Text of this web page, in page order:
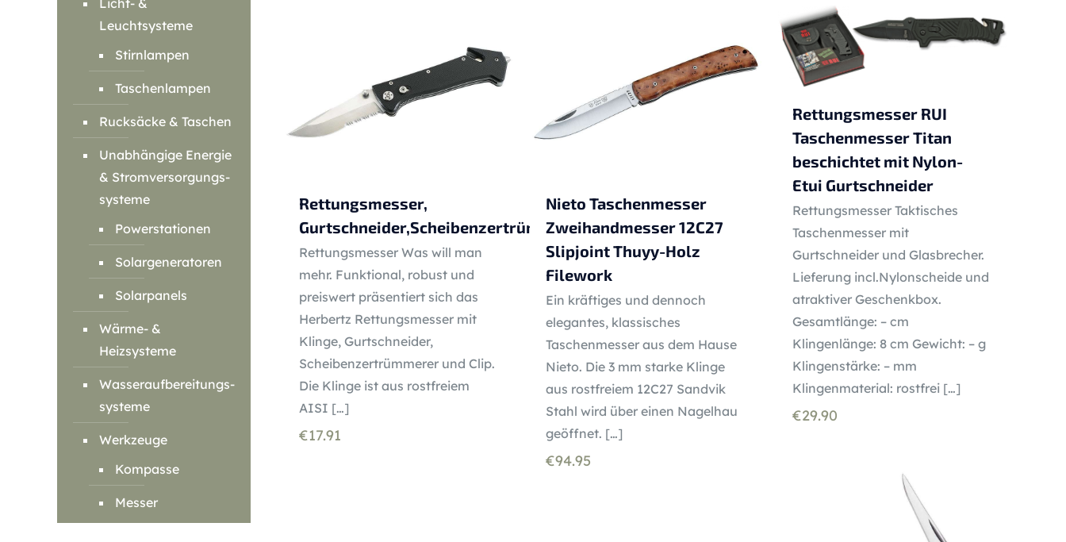
Rettungsmesser,
Gurtschneider,Scheibenzertrümmerer,Clip,Nylonetui
Rettungsmesser Was will man
mehr. Funktional, robust und
preiswert präsentiert sich das
Herbertz Rettungsmesser mit
Klinge, Gurtschneider,
Scheibenzertrümmerer und Clip.
Die Klinge ist aus rostfreiem
AISI […]
€17.91
Nieto Taschenmesser
Zweihandmesser 12C27
Slipjoint Thuyy-Holz
Filework
Ein kräftiges und dennoch
elegantes, klassisches
Taschenmesser aus dem Hause
Nieto. Die 3 mm starke Klinge
aus rostfreiem 12C27 Sandvik
Stahl wird über einen Nagelhau
geöffnet. […]
€94.95
Rettungsmesser RUI
Taschenmesser Titan
beschichtet mit Nylon-
Etui Gurtschneider
Rettungsmesser Taktisches
Taschenmesser mit
Gurtschneider und Glasbrecher.
Lieferung incl.Nylonscheide und
atraktiver Geschenkbox.
Gesamtlänge: – cm
Klingenlänge: 8 cm Gewicht: – g
Klingenstärke: – mm
Klingenmaterial: rostfrei […]
€29.90
Licht- &
Leuchtsysteme
Stirnlampen
Taschenlampen
Rucksäcke & Taschen
Unabhängige Energie
& Stromversorgungs-
systeme
Powerstationen
Solargeneratoren
Solarpanels
Wärme- &
Heizsysteme
Wasseraufbereitungs-
systeme
Werkzeuge
Kompasse
Messer